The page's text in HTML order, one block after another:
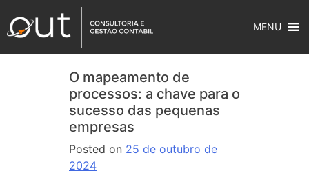
MENU
O mapeamento de
processos: a chave para o
sucesso das pequenas
empresas
Posted on 25 de outubro de
2024